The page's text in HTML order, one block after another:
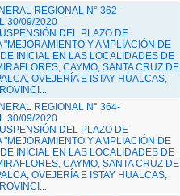
REGIONAL N° 362-
30/09/2020
DEL PLAZO DE
"MEJORAMIENTO Y AMPLIACIÓN DE
INICIAL EN LAS LOCALIDADES DE
CAYMO, SANTA CRUZ DE
OVEJERÍA E ISTAY HUALCAS,
REGIONAL N° 364-
30/09/2020
DEL PLAZO DE
"MEJORAMIENTO Y AMPLIACIÓN DE
INICIAL EN LAS LOCALIDADES DE
CAYMO, SANTA CRUZ DE
OVEJERÍA E ISTAY HUALCAS,